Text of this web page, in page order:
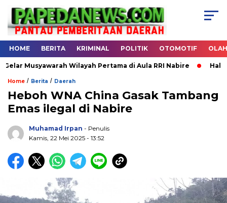
HOME BERITA KRIMINAL POLITIK OTOMOTIF
Wilayah Pertama di Aula RRI Nabire Halal
Home / Berita / Daerah
Heboh WNA China Gasak Tambang
Emas ilegal di Nabire
Muhamad Irpan - Penulis
Kamis, 22 Mei 2025 - 13:52